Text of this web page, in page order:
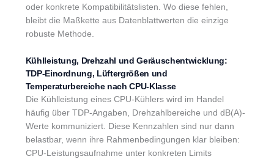
oder konkrete Kompatibilitätslisten. Wo diese fehlen,
bleibt die Maßkette aus Datenblattwerten die einzige
robuste Methode.
Kühlleistung, Drehzahl und Geräuschentwicklung:
TDP-Einordnung, Lüftergrößen und
Temperaturbereiche nach CPU-Klasse
Die Kühlleistung eines CPU-Kühlers wird im Handel
häufig über TDP-Angaben, Drehzahlbereiche und dB(A)-
Werte kommuniziert. Diese Kennzahlen sind nur dann
belastbar, wenn ihre Rahmenbedingungen klar bleiben:
CPU-Leistungsaufnahme unter konkreten Limits